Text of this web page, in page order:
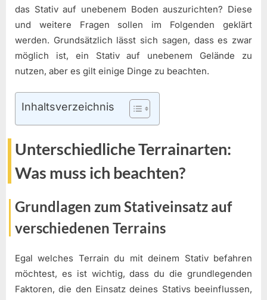
das Stativ auf unebenem Boden auszurichten? Diese
und weitere Fragen sollen im Folgenden geklärt
werden. Grundsätzlich lässt sich sagen, dass es zwar
möglich ist, ein Stativ auf unebenem Gelände zu
nutzen, aber es gilt einige Dinge zu beachten.
Inhaltsverzeichnis
Unterschiedliche Terrainarten:
Was muss ich beachten?
Grundlagen zum Stativeinsatz auf
verschiedenen Terrains
Egal welches Terrain du mit deinem Stativ befahren
möchtest, es ist wichtig, dass du die grundlegenden
Faktoren, die den Einsatz deines Stativs beeinflussen,